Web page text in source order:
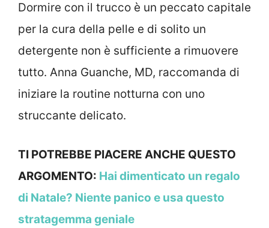
Dormire con il trucco è un peccato capitale
per la cura della pelle e di solito un
detergente non è sufficiente a rimuovere
tutto. Anna Guanche, MD, raccomanda di
iniziare la routine notturna con uno
struccante delicato.
TI POTREBBE PIACERE ANCHE QUESTO
ARGOMENTO: Hai dimenticato un regalo
di Natale? Niente panico e usa questo
stratagemma geniale